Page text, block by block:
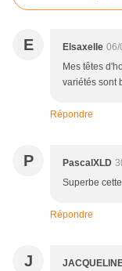
E Elsaxelle 06/
Mes têtes
variétés sont
Répondre
P PascalXLD
Superbe
Répondre
J